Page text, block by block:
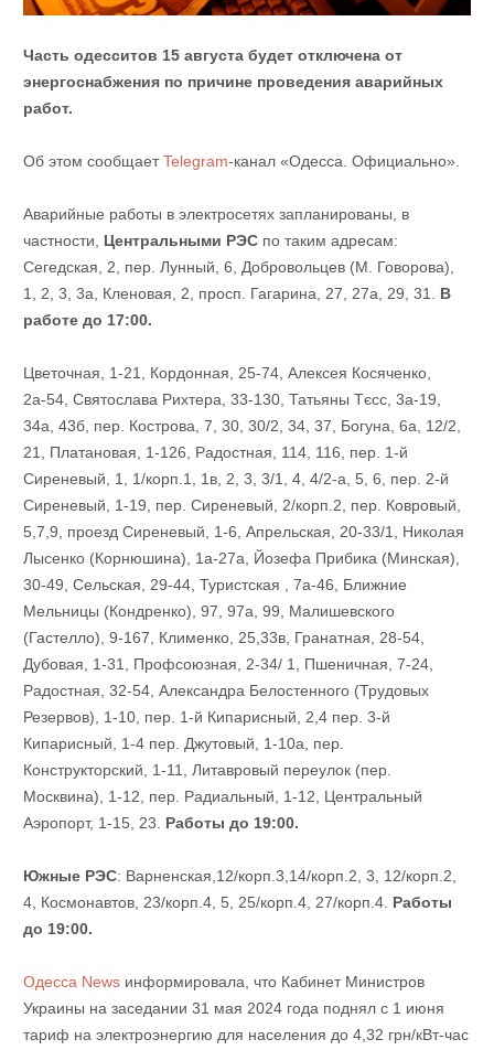
Часть одесситов 15 августа будет отключена от
энергоснабжения по причине проведения аварийных
работ.
Об этом сообщаетTelegram-канал «Одесса. Официально».
Аварийные работы в электросетях запланированы, в
частности, Центральными РЭС по таким адресам:
Сегедская, 2, пер. Лунный, 6, Добровольцев (М. Говорова),
1, 2, 3, 3а, Кленовая, 2, просп. Гагарина, 27, 27а, 29, 31. В
работе до 17:00.
Цветочная, 1-21, Кордонная, 25-74, Алексея Косяченко,
2а-54, Святослава Рихтера, 33-130, Татьяны Тєсс, 3а-19,
34а, 43б, пер. Кострова, 7, 30, 30/2, 34, 37, Богуна, 6а, 12/2,
21, Платановая, 1-126, Радостная, 114, 116, пер. 1-й
Сиреневый, 1, 1/корп.1, 1в, 2, 3, 3/1, 4, 4/2-а, 5, 6, пер. 2-й
Сиреневый, 1-19, пер. Сиреневый, 2/корп.2, пер. Ковровый,
5,7,9, проезд Сиреневый, 1-6, Апрельская, 20-33/1, Николая
Лысенко (Корнюшина), 1а-27а, Йозефа Прибика (Минская),
30-49, Сельская, 29-44, Туристская , 7а-46, Ближние
Мельницы (Кондренко), 97, 97а, 99, Малишевского
(Гастелло), 9-167, Клименко, 25,33в, Гранатная, 28-54,
Дубовая, 1-31, Профсоюзная, 2-34/ 1, Пшеничная, 7-24,
Радостная, 32-54, Александра Белостенного (Трудовых
Резервов), 1-10, пер. 1-й Кипарисный, 2,4 пер. 3-й
Кипарисный, 1-4 пер. Джутовый, 1-10а, пер.
Конструкторский, 1-11, Литавровый переулок (пер.
Москвина), 1-12, пер. Радиальный, 1-12, Центральный
Аэропорт, 1-15, 23. Работы до 19:00.
Южные РЭС: Варненская,12/корп.3,14/корп.2, 3, 12/корп.2,
4, Космонавтов, 23/корп.4, 5, 25/корп.4, 27/корп.4. Работы
до 19:00.
Одесса Newsинформировала, что Кабинет Министров
Украины на заседании 31 мая 2024 года поднял c 1 июня
тариф на электроэнергию для населения до 4,32 грн/кВт-час